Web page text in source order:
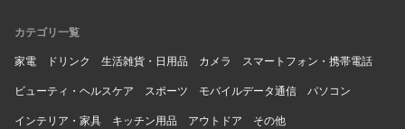
カテゴリ一覧
家電 ドリンク 生活雑貨・日用品 カメラ スマートフォン・携帯電話
ビューティ・ヘルスケア スポーツ モバイルデータ通信 パソコン
インテリア・家具 キッチン用品 アウトドア その他